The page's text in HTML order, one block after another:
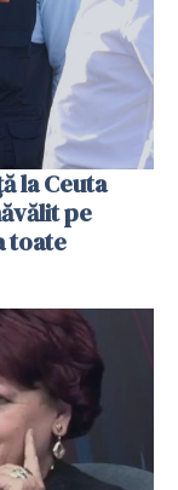
la Ceuta
pe
toate